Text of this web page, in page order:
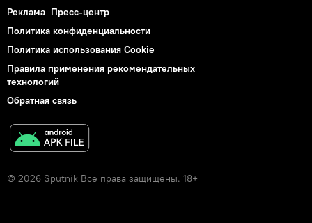
Реклама Пресс-центр
Политика конфиденциальности
Политика использования Cookie
Правила применения рекомендательных
технологий
Обратная связь
© 2026 Sputnik Все права защищены. 18+